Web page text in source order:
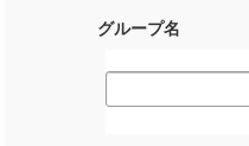
グループ名